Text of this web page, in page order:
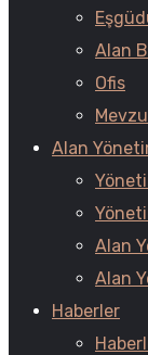
Alan
Ofis
Alan
Alan
Alan
Haberler